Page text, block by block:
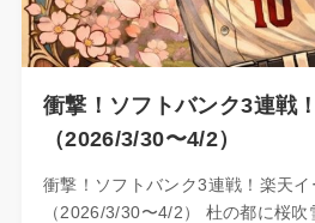
衝撃！ソフトバンク3連戦
（2026/3/30〜4/2）
衝撃！ソフトバンク3連戦！楽天イ
（2026/3/30〜4/2） 杜の都に桜